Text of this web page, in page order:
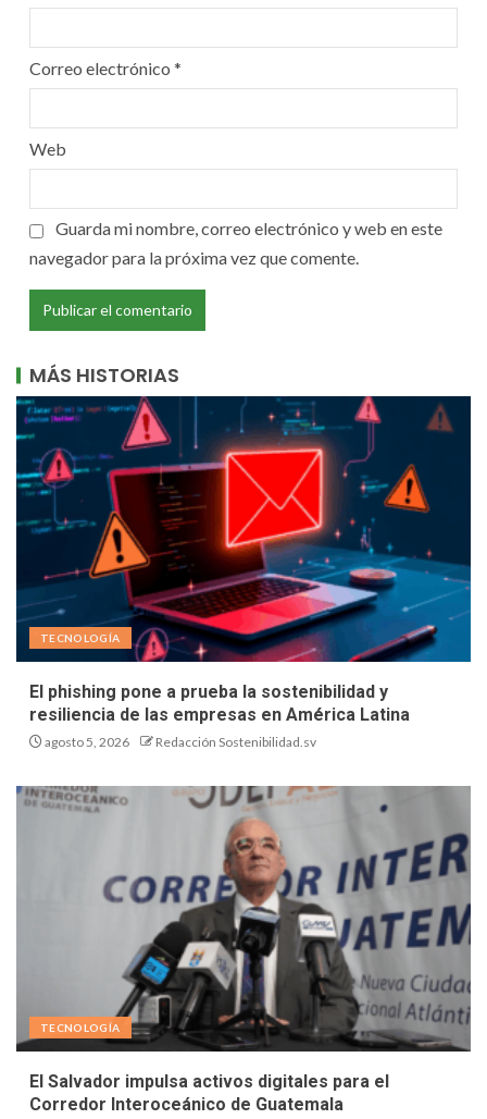
Correo electrónico *
Web
Guarda mi nombre, correo electrónico y web en este
navegador para la próxima vez que comente.
MÁS HISTORIAS
TECNOLOGÍA
El phishing pone a prueba la sostenibilidad y
resiliencia de las empresas en América Latina
agosto 5, 2026 Redacción Sostenibilidad.sv
TECNOLOGÍA
El Salvador impulsa activos digitales para el
Corredor Interoceánico de Guatemala